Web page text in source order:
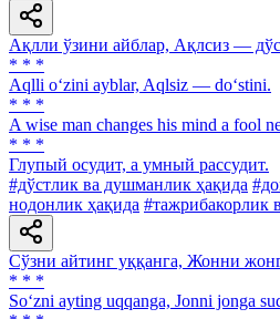
Ақлли ўзини айблар, Ақлсиз —
* * *
Aqlli o‘zini ayblar, Aqlsiz — do‘stini.
* * *
A wise man changes his mind a fool
* * *
Глупый осудит, a умный рассудит.
#дўстлик ва душманлик ҳақида
нодонлик ҳақида #тажрибакорлик
Сўзни айтинг уққанга, Жонни
* * *
So‘zni ayting uqqanga, Jonni jonga